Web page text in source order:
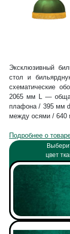
Эксклюзивный
стол и
схематические
2065 мм L —
плафона / 395 мм
между осями / 640
Подробнее о
цвет